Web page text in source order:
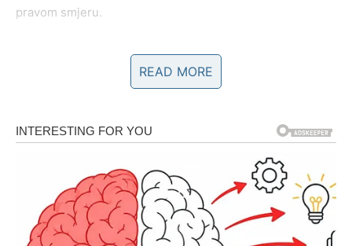
pravom smjeru.
Mnogi Strijelčevi će dobiti priliku za dodatnu zaradu, novi
posao ili poslovnu saradnju koja bi mogla imati veliki
uticaj na njihovu budućnost. Neke stvari koje su vam
što mislite.
Posebno će sreće imati oni Strijelčevi koji su već duže
vrijeme razmišljali o velikim promjenama i novim
planovima.
READ MORE